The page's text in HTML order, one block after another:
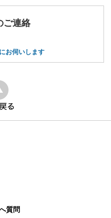
ご連絡
お伺いします
質問